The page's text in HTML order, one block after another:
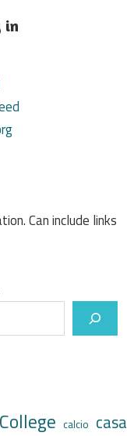
in
Can include links
calcio casa